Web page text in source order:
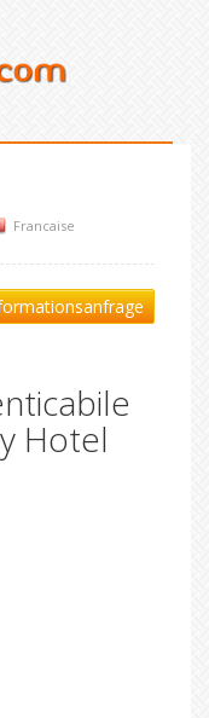
Francaise
Hotel